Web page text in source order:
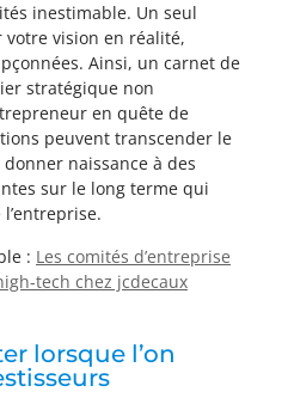
inestimable. Un seul
vision en réalité,
Ainsi, un carnet de
stratégique non
en quête de
peuvent transcender le
naissance à des
sur le long terme qui
: Les comités d’entreprise
tech chez jcdecaux
lorsque l’on